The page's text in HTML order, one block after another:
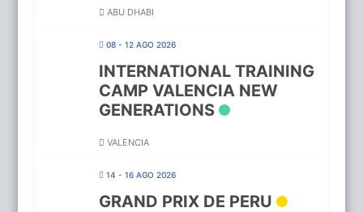
ABU DHABI
08 - 12 AGO 2026
INTERNATIONAL TRAINING
CAMP VALENCIA NEW
GENERATIONS
VALENCIA
14 - 16 AGO 2026
GRAND PRIX DE PERU